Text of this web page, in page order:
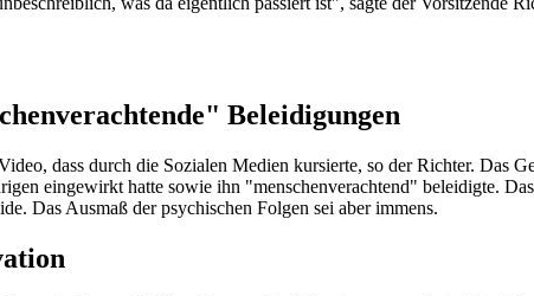
Beleidigungen
dass durch die Sozialen Medien kursierte, so der Richter. Das
eingewirkt hatte sowie ihn "menschenverachtend" beleidigte.
Das Ausmaß der psychischen Folgen sei aber immens.